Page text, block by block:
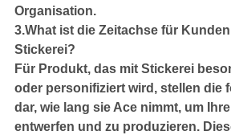
Organisation.
3.What ist die Zeitachse für
Stickerei?
Für Produkt, das mit Stickerei
oder personifiziert wird, stellen die
dar, wie lang sie Ace nimmt, um
entwerfen und zu produzieren.